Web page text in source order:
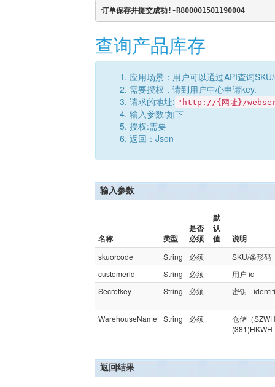
订单保存并提交成功!-R800001501190004
查询产品库存
应用场景：用户可以通过API查询
需要授权，请到用户中心申请key.
请求的地址: "http://{网址}/
输入参数:如下
授权:需要
返回：Json
输入参数
名称 类型
是否
必须
默
认
值
说明
skuorcode String 必须
SKU/条形码
customerid
String 必须
用户 id
Secretkey
String 必须 密钥 --
WarehouseName String 必须
仓储（
返回结果